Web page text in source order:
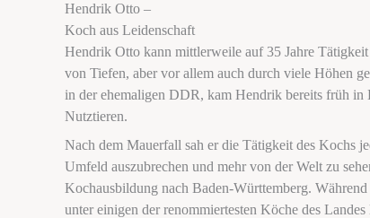
Hendrik Otto –
Koch aus Leidenschaft
Hendrik Otto kann mittlerweile auf 35 Jahre
von Tiefen, aber vor allem auch durch viele Höhen
in der ehemaligen DDR, kam Hendrik bereits früh
Nutztieren.
Nach dem Mauerfall sah er die Tätigkeit des Kochs
Umfeld auszubrechen und mehr von der Welt zu
Kochausbildung nach Baden-Württemberg.
unter einigen der renommiertesten Köche des